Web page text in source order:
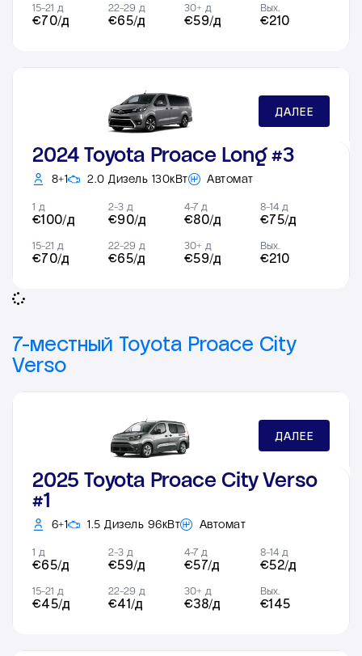
15-21 д
€70/д
22-29 д
€65/д
30+ д
€59/д
Вых.
€210
ДАЛЕЕ
2024 Toyota Proace Long #3
8+1 2.0 Дизель 130кВт Автомат
1 д
€100/д
2-3 д
€90/д
4-7 д
€80/д
8-14 д
€75/д
15-21 д
€70/д
22-29 д
€65/д
30+ д
€59/д
Вых.
€210
7-местный Toyota Proace City
Verso
ДАЛЕЕ
2025 Toyota Proace City Verso
#1
6+1 1.5 Дизель 96кВт Автомат
1 д
€65/д
2-3 д
€59/д
4-7 д
€57/д
8-14 д
€52/д
15-21 д
€45/д
22-29 д
€41/д
30+ д
€38/д
Вых.
€145